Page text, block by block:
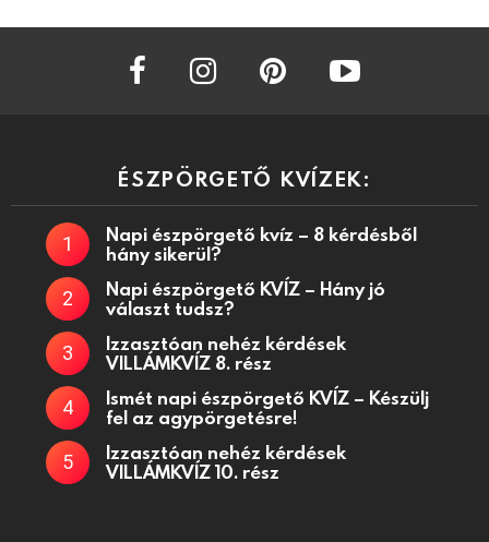
facebook instagram
ÉSZPÖRGETŐ KVÍZEK:
Napi észpörgető kvíz – 8 kérdésből
hány sikerül?
Napi észpörgető KVÍZ – Hány jó
választ tudsz?
Izzasztóan nehéz kérdések
VILLÁMKVÍZ 8. rész
Ismét napi észpörgető KVÍZ – Készülj
fel az agypörgetésre!
Izzasztóan nehéz kérdések
VILLÁMKVÍZ 10. rész